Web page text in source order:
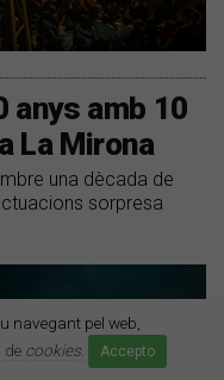
navegant pel web,
de cookies. Accepto
anys amb 10
La Mirona
una dècada de
sorpresa